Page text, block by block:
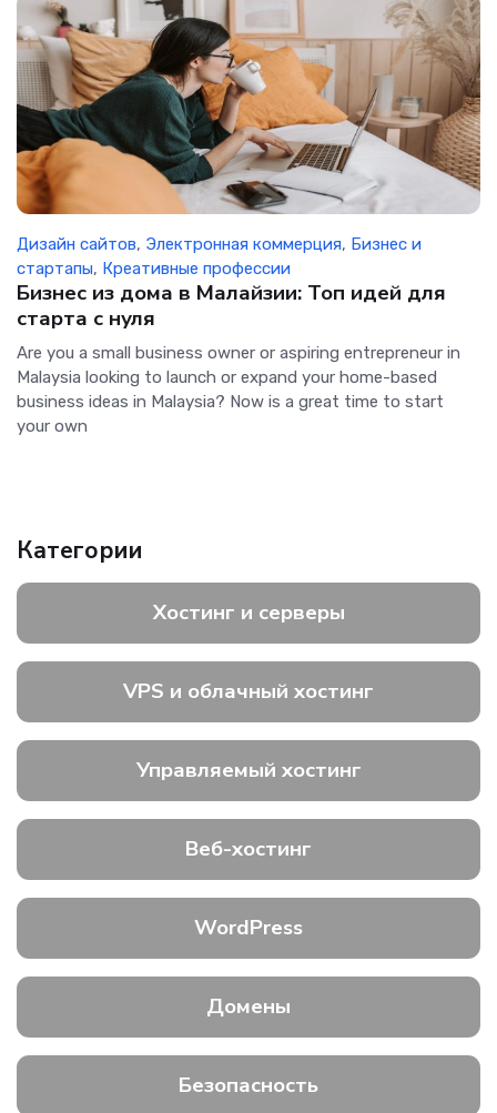
Дизайн сайтов, Электронная коммерция, Бизнес и
стартапы, Креативные профессии
Бизнес из дома в Малайзии: Топ идей для
старта с нуля
Are you a small business owner or aspiring entrepreneur in
Malaysia looking to launch or expand your home-based
business ideas in Malaysia? Now is a great time to start
your own
Категории
Хостинг и серверы
VPS и облачный хостинг
Управляемый хостинг
Веб-хостинг
WordPress
Домены
Безопасность